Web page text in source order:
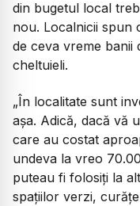
din bugetul local
nou. Localnicii spun
de ceva vreme banii
cheltuieli.
„În localitate sunt
așa. Adică, dacă vă
care au costat
undeva la vreo
puteau fi folosiți la
spațiilor verzi,